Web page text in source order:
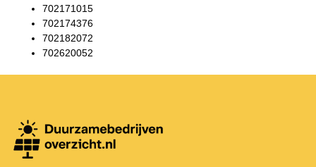
702171015
702174376
702182072
702620052